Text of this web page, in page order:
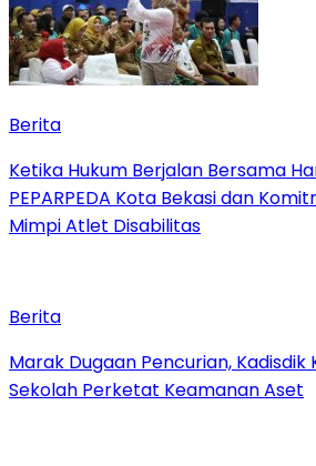
Berita
Ketika Hukum Berjalan Bersama
PEPARPEDA Kota Bekasi dan
Mimpi Atlet Disabilitas
Berita
‎Marak Dugaan Pencurian, Kadisdik
Sekolah Perketat Keamanan Aset